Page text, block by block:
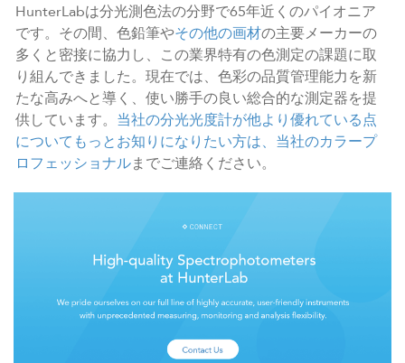
HunterLabは分光測色法の分野で65年近くのパイオニア
です。その間、色鉛筆やその他の画材の主要メーカーの
多くと密接に協力し、この業界特有の色測定の課題に取
り組んできました。現在では、色彩の品質管理能力を新
たな高みへと導く、使い勝手の良い総合的な測定器を提
供しています。 当社の分光光度計が他より優れている点
についてもっとお知りになりたい方は、 当社のカラープ
ロフェッショナルまでご連絡ください。